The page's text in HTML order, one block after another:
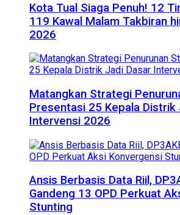
Kota Tual Siaga Penuh! 12
119 Kawal Malam Takbiran
2026
Matangkan Strategi
Presentasi 25 Kepala Distrik
Intervensi 2026
Ansis Berbasis Data Riil,
Gandeng 13 OPD Perkuat
Stunting